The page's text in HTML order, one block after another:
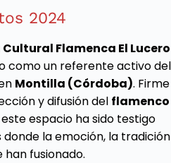
2024
Cultural Flamenca El Lucero
como un referente activo del
Montilla (Córdoba). Firme
y difusión del flamenco
este espacio ha sido testigo
la emoción, la tradición
fusionado.